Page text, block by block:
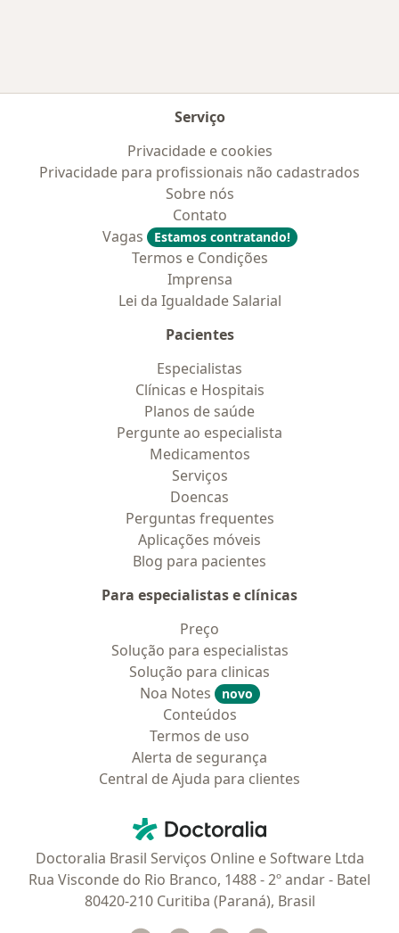
Serviço
Privacidade e cookies
Privacidade para profissionais não cadastrados
Sobre nós
Contato
Vagas
Estamos contratando!
Termos e Condições
Imprensa
Lei da Igualdade Salarial
Pacientes
Especialistas
Clínicas e Hospitais
Planos de saúde
Pergunte ao especialista
Medicamentos
Serviços
Doencas
Perguntas frequentes
Aplicações móveis
Blog para pacientes
Para especialistas e clínicas
Preço
Solução para especialistas
Solução para clinicas
Noa Notes
novo
Conteúdos
Termos de uso
Alerta de segurança
Central de Ajuda para clientes
Doctoralia - Homepage
Doctoralia Brasil Serviços Online e Software Ltda
Rua Visconde do Rio Branco, 1488 - 2º andar - Batel
80420-210 Curitiba (Paraná), Brasil